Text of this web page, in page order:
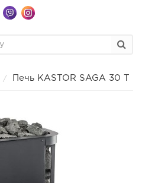
Печь KASTOR SAGA 30 T